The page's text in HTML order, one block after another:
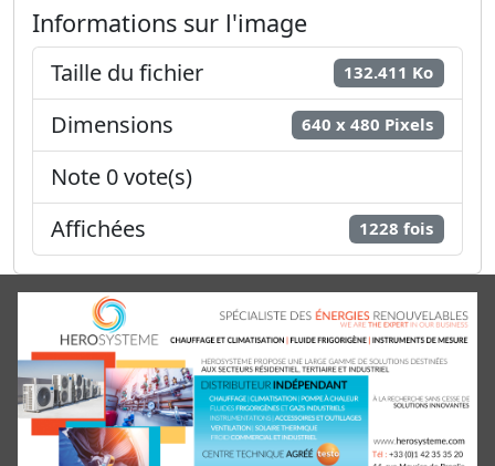
Informations sur l'image
Taille du fichier 132.411 Ko
Dimensions 640 x 480 Pixels
Note 0 vote(s)
Affichées
1228 fois